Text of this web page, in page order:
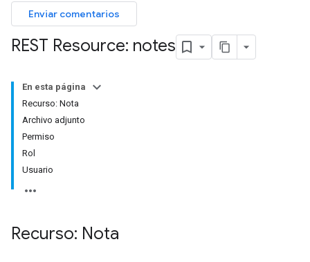
Enviar comentarios
REST Resource: notes
En esta página
Recurso: Nota
Archivo adjunto
Permiso
Rol
Usuario
Recurso: Nota